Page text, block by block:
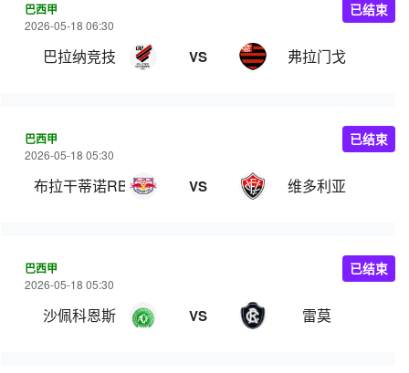
巴西甲
2026-05-18 06:30
巴拉纳竞技 VS 弗拉门戈
已结束
巴西甲
2026-05-18 05:30
布拉干蒂诺RB VS 维多利亚
已结束
巴西甲
2026-05-18 05:30
沙佩科恩斯 VS 雷莫
已结束